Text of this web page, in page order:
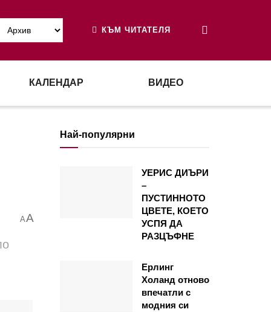
КЪМ ЧИТАТЕЛЯ
КАЛЕНДАР ВИДЕО
AA
Най-популярни
УЕРИС ДИЪРИ
–
ПУСТИННОТО
ЦВЕТЕ, КОЕТО
УСПЯ ДА
РАЗЦЪФНЕ
Ерлинг
Холанд отново
впечатли с
модния си